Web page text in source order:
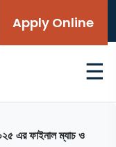
Apply Online
☰
এর ফাইনাল ম্যাচ ও